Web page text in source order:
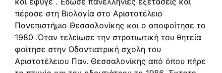
πέρασε στη Βιολογία στο Αριστοτέλειο
Πανεπιστήμιο Θεσσαλονίκης και ο αποφοίτησε το
1980 .Όταν τελείωσε την στρατιωτική του θητεία
φοίτησε στην Οδοντιατρική σχολη του
Αριστοτέλειου Παν. Θεσσαλονίκης από όπου πήρε